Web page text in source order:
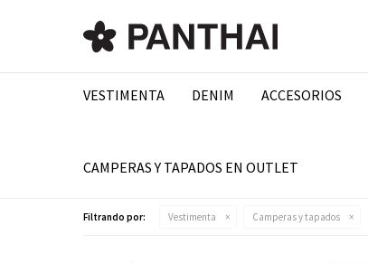
VESTIMENTA DENIM ACCESORIOS
CAMPERAS Y TAPADOS EN OUTLET
Filtrando por: Vestimenta Camperas y tapados